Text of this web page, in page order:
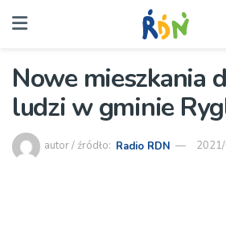
Nowe mieszkania
ludzi w gminie
autor / źródło: Radio RDN